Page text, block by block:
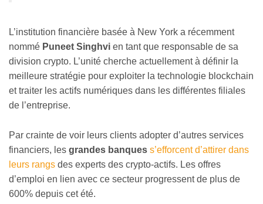
L’institution financière basée à New York a récemment
nommé Puneet Singhvi en tant que responsable de sa
division crypto. L’unité cherche actuellement à définir la
meilleure stratégie pour exploiter la technologie blockchain
et traiter les actifs numériques dans les différentes filiales
de l’entreprise.
Par crainte de voir leurs clients adopter d’autres services
financiers, les grandes banques s’efforcent d’attirer dans
leurs rangs des experts des crypto-actifs. Les offres
d’emploi en lien avec ce secteur progressent de plus de
600% depuis cet été.